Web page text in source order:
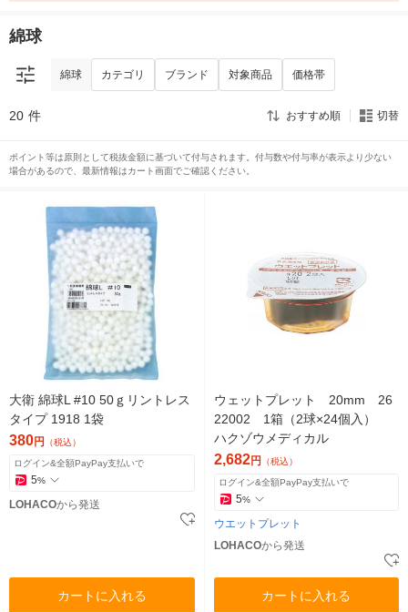
綿球
綿球 カテゴリ ブランド 対象商品 価格帯
20 件 おすすめ順 切替
ポイント等は原則として税抜金額に基づいて付与されます。付与数や付与率が表示より少ない
場合があるので、最新情報はカート画面でご確認ください。
大衛 綿球L #10 50ｇリントレス
タイプ 1918 1袋
380円 （税込）
ログイン&全額PayPay支払いで
5%
LOHACOから発送
カートに入れる
ウェットプレット 20mm 26
22002 1箱（2球×24個入）
ハクゾウメディカル
2,682円 （税込）
ログイン&全額PayPay支払いで
5%
ウエットプレット
LOHACOから発送
カートに入れる